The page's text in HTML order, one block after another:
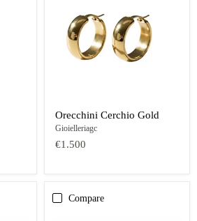
Orecchini Cerchio Gold
Gioielleriagc
€1.500
Compare